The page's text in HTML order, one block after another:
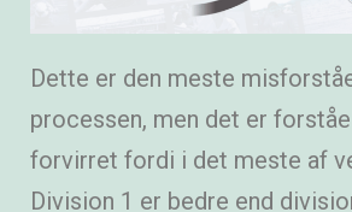
Dette er den meste
processen, men det er
forvirret fordi i det meste af
Division 1 er bedre end